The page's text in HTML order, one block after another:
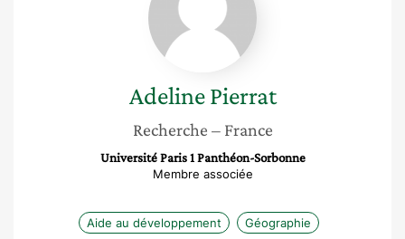
Adeline Pierrat
Recherche – France
Université Paris 1 Panthéon-Sorbonne
Membre associée
Aide au développement Géographie